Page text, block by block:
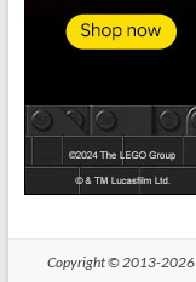
Copyright © 2013-2026